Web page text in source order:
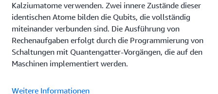
Kalziumatome verwenden. Zwei innere Zustände dieser
identischen Atome bilden die Qubits, die vollständig
miteinander verbunden sind. Die Ausführung von
Rechenaufgaben erfolgt durch die Programmierung von
Schaltungen mit Quantengatter-Vorgängen, die auf den
Maschinen implementiert werden.
Weitere Informationen